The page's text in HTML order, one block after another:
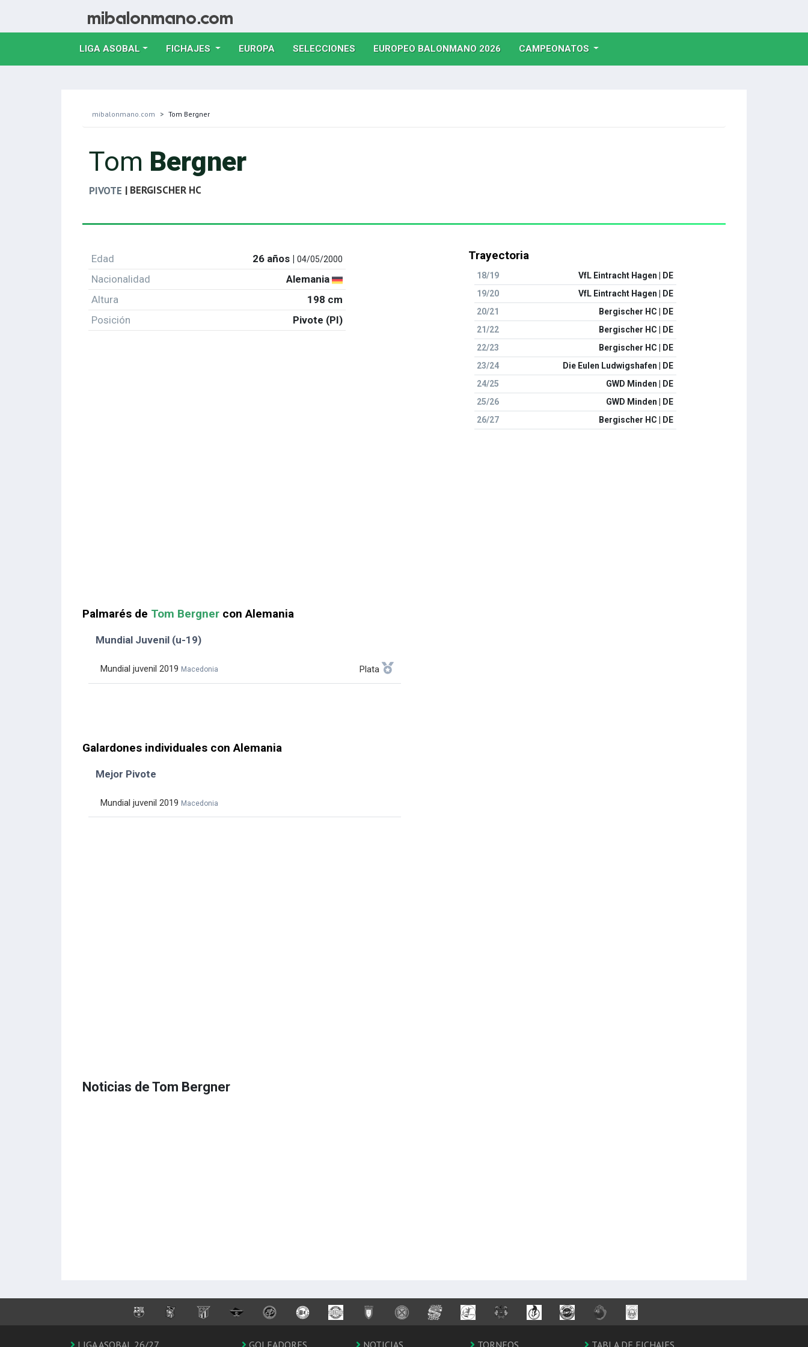
LIGA ASOBAL FICHAJES EUROPA(CURRENT)
SELECCIONES(CURRENT)
EUROPEO BALONMANO 2026(CURRENT)
CAMPEONATOS
mibalonmano.com Tom Bergner
Tom Bergner
PIVOTE | BERGISCHER HC
Edad 26 años |04/05/2000
Nacionalidad
Alemania
Altura
198 cm
Posición
Pivote (PI)
Trayectoria
18/19
VfL Eintracht Hagen | DE
19/20
VfL Eintracht Hagen | DE
20/21
Bergischer HC | DE
21/22
Bergischer HC | DE
22/23
Bergischer HC | DE
23/24
Die Eulen Ludwigshafen | DE
24/25
GWD Minden | DE
25/26
GWD Minden | DE
26/27
Bergischer HC | DE
Palmarés de Tom Bergner con Alemania
Mundial Juvenil (u-19)
Mundial juvenil 2019 Macedonia Plata
Galardones individuales con Alemania
Mejor Pivote
Mundial juvenil 2019 Macedonia
Noticias de Tom Bergner
LIGA ASOBAL 26/27 GOLEADORES NOTICIAS TORNEOS TABLA DE FICHAJES